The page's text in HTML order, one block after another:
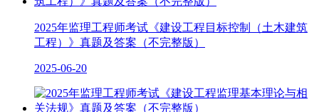
2025年监理工程师考试《建设工程目标控制（土木建筑
工程）》真题及答案（不完整版）
2025-06-20